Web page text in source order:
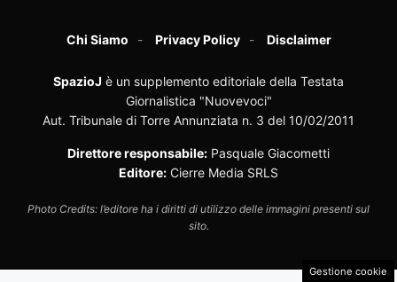
Chi Siamo Privacy Policy Disclaimer
SpazioJ è un supplemento editoriale della Testata
Giornalistica "Nuovevoci"
Aut. Tribunale di Torre Annunziata n. 3 del 10/02/2011
Direttore responsabile: Pasquale Giacometti
Editore: Cierre Media SRLS
Photo Credits: l’editore ha i diritti di utilizzo delle immagini presenti sul
sito.
Gestione cookie